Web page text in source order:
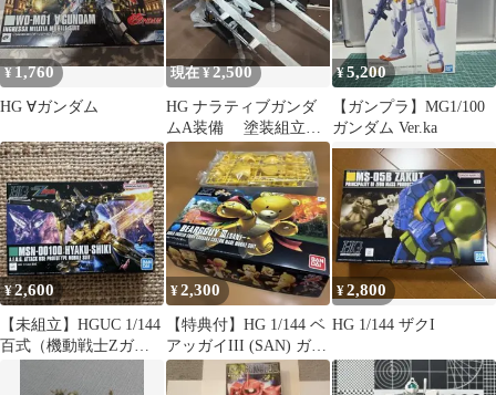
¥1,760
HG ∀ガンダム
現在 ¥2,500
HG ナラティブガンダ
ムA装備 塗装組立済
み完成品 ガンプラ
¥5,200
【ガンプラ】MG1/100
ガンダム Ver.ka
¥2,600
【未組立】HGUC 1/144
百式（機動戦士Zガン
¥2,300
【特典付】HG 1/144 ベ
アッガイIII (SAN) ガン
ダムビルド
¥2,800
HG 1/144 ザクI